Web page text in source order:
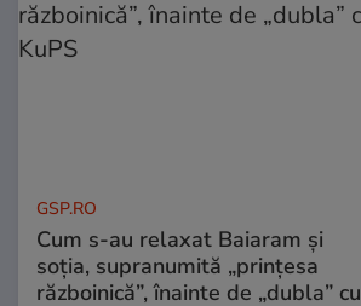
GSP.RO
Cum s-au relaxat Baiaram și
soția, supranumită „prințesa
războinică”, înainte de „dubla” cu